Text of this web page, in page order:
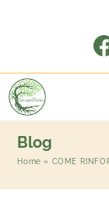
Blog
Home » COME